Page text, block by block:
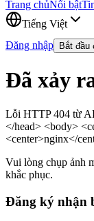
Trang chủNổi bật
Tiếng Việt
Đăng nhập
Bắt đầu
Đã xảy
Lỗi HTTP 404 từ
</head> <body>
<center>nginx</
Vui lòng chụp ảnh
khắc phục.
Đăng ký nhận